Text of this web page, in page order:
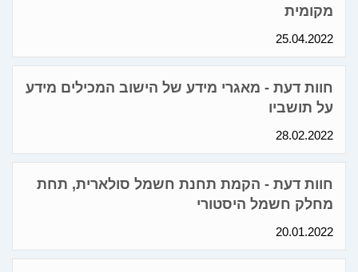
מקומית
25.04.2022
חוות דעת - מאגרי מידע של הישוב המכילים מידע
על תושביו
28.02.2022
חוות דעת - הקמת תחנת חשמל סולארית, תחת
מחלק חשמל היסטורי
20.01.2022